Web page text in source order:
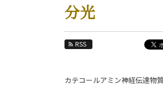
分光
RSS
カテコールアミン神経伝達物